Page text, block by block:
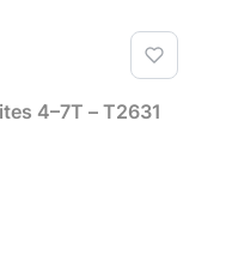
4–7T – T2631